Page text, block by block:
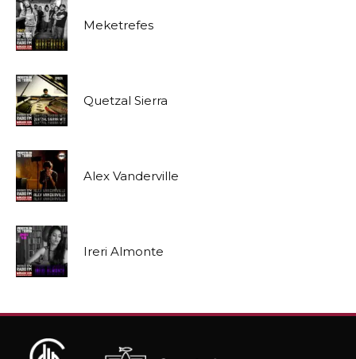
Meketrefes
Quetzal Sierra
Alex Vanderville
Ireri Almonte